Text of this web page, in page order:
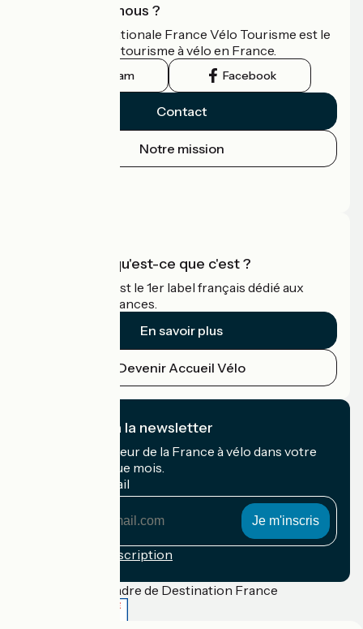
Qui sommes-nous ?
L'association nationale France Vélo Tourisme est le
guide officiel du tourisme à vélo en France.
Instagram Facebook
Contact
Notre mission
Accueil Vélo qu'est-ce que c'est ?
Accueil Vélo c'est le 1er label français dédié aux
cyclistes en vacances.
En savoir plus
Devenir Accueil Vélo
Je m'abonne à la newsletter
Recevez le meilleur de la France à vélo dans votre
boîte mail chaque mois.
Mon adresse mail
Conditions d'inscription
Financé dans le cadre de Destination France